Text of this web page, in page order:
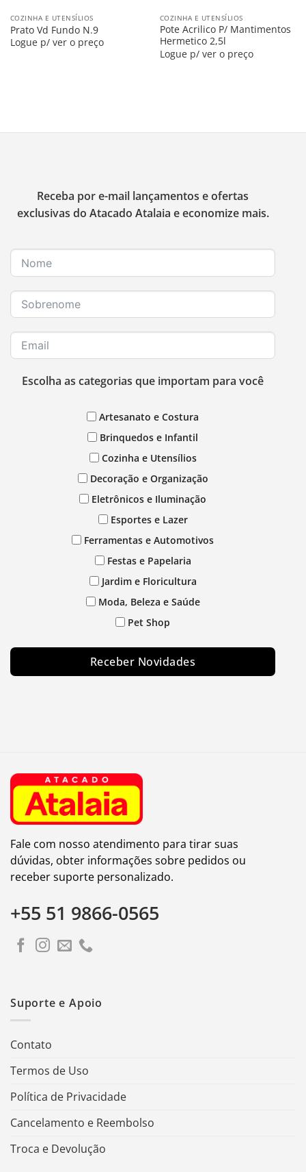
COZINHA E UTENSÍLIOS
Prato Vd Fundo N.9
Logue p/ ver o preço
COZINHA E UTENSÍLIOS
Pote Acrilico P/ Mantimentos
Hermetico 2,5l
Logue p/ ver o preço
Receba por e-mail lançamentos e ofertas
exclusivas do Atacado Atalaia e economize mais.
Escolha as categorias que importam para você
Artesanato e Costura
Brinquedos e Infantil
Cozinha e Utensílios
Decoração e Organização
Eletrônicos e Iluminação
Esportes e Lazer
Ferramentas e Automotivos
Festas e Papelaria
Jardim e Floricultura
Moda, Beleza e Saúde
Pet Shop
Receber Novidades
Fale com nosso atendimento para tirar suas
dúvidas, obter informações sobre pedidos ou
receber suporte personalizado.
+55 51 9866-0565
Suporte e Apoio
Contato
Termos de Uso
Política de Privacidade
Cancelamento e Reembolso
Troca e Devolução